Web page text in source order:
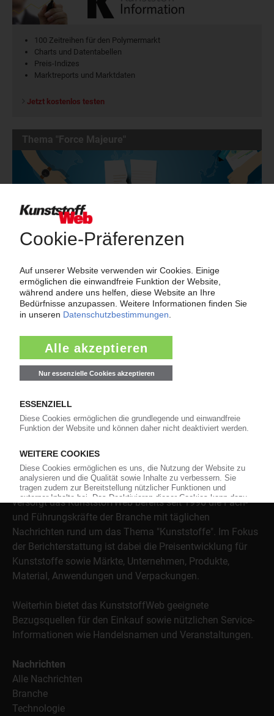
100 Zeitreihen für den Polymermarkt
Charts und Datentabellen
Preis-Indizes
Marktreports und Marktdaten
Jetzt kostenlos testen
Thema "Force Majeure"
Force Majeure in der Kunststoffindustrie
wenn der Lieferant nicht mehr liefert – Informationen zum
Themenkomplex Force Majeure, Corona und Kunststoff-
Preisentwicklung sowie Tipps für die Praxis.
Über das KunststoffWeb
Als einer der Internet-Pioniere der Kunststoffindustrie
versorgt das KunststoffWeb bereits seit 1996 die Fach-
und Führungskräfte der Branche mit täglichen
Nachrichten rund um das Thema "Kunststoffe". Im Fokus
der Berichterstattung ist dabei die Preisentwicklung für
Kunststoffe sowie Märkte, Unternehmen, Produkte,
Material, Anwendungen und Verpackungen.
Weiterhin bietet das KunststoffWeb geeignete
Bezugsquellen für den Einkauf sowie nützlichen Service-
Informationen wie Handelsnamen und Veranstaltungen.
Nachrichten
Alle Nachrichten
Branche
Technologie